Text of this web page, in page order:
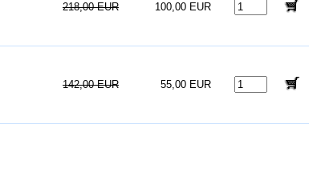
218,00 EUR 100,00 EUR
142,00 EUR 55,00 EUR